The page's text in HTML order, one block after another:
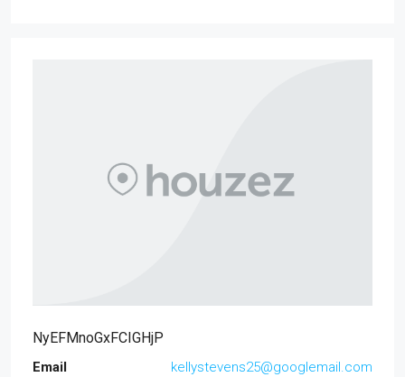
NyEFMnoGxFCIGHjP
Email kellystevens25@googlemail.com